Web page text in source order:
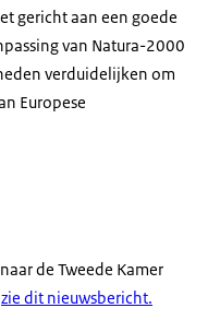
gericht aan een goede
van Natura-2000
verduidelijken om
Europese
de Tweede Kamer
zie dit nieuwsbericht.